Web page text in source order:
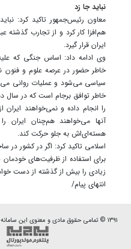
نباید جا زد
معاون رئیس‌جمهور تاکید کرد:
هم‌افزا کار کرد و از تجارب
ایران قرار گیرد.
وی ادامه داد: اساس جنگی که
خاطر حضور در عرصه علوم و فنون
سیاسی می‌شود و عملیات روانی
خاطر توافق برجام است که در سال
را انجام داده و نمی‌خواهند
آنها می‌خواهند هم‌چنان ایران
هسته‌ای‌اش به جلو حرکت کند.
اسلامی تاکید کرد: اگر در کشور در
برای استفاده از ظرفیت‌های
زیادی را بیش از گذشته از دست
انتهای پیام/
۱۳۹۱ © تمامی حقوق مادی و معنوی این سامانه متعلق به پایگاه خبری - تحلیلی نصرنیوز می باشد.